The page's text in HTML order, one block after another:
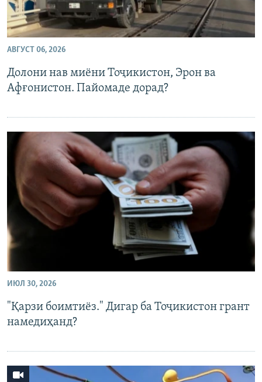
АВГУСТ 06, 2026
Долони нав миёни Тоҷикистон, Эрон ва
Афғонистон. Пайомаде дорад?
ИЮЛ 30, 2026
"Қарзи боимтиёз." Дигар ба Тоҷикистон грант
намедиҳанд?